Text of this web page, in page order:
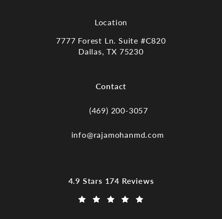
Location
7777 Forest Ln. Suite #C820
Dallas, TX 75230
Contact
Call Dr. Raja Mohan, Dallas TX on
(469) 200-3057
info@rajamohanmd.com
Dr. Raja Mohan, Dallas TX reviews:
4.9 Stars 174 Reviews